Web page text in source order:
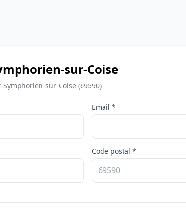
sur-Coise
sur-Coise (69590)
Email *
Code postal *